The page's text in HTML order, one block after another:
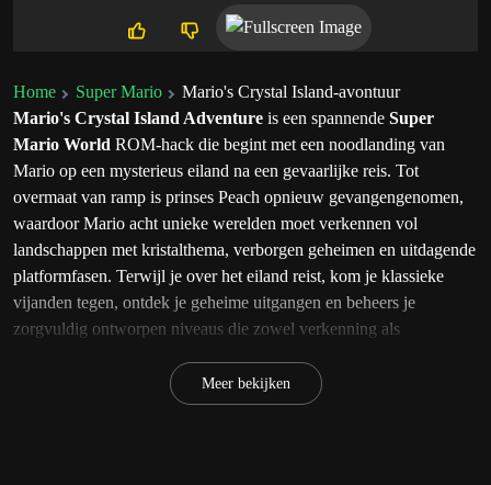
Home Super Mario
Mario's Crystal Island-avontuur
Mario's Crystal Island Adventure is een spannende Super
Mario World ROM-hack die begint met een noodlanding van
Mario op een mysterieus eiland na een gevaarlijke reis. Tot
overmaat van ramp is prinses Peach opnieuw gevangengenomen,
waardoor Mario acht unieke werelden moet verkennen vol
landschappen met kristalthema, verborgen geheimen en uitdagende
platformfasen. Terwijl je over het eiland reist, kom je klassieke
vijanden tegen, ontdek je geheime uitgangen en beheers je
zorgvuldig ontworpen niveaus die zowel verkenning als
met een sterk gevoel voor ontdekking, is
Mario's Crystal Island
een fantastische keuze om te spelen op
Meer bekijken